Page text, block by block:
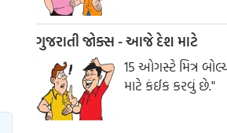
ગુજરાતી જોક્સ - આજે દેશ માટે
15 ઓગસ્ટે મિત્ર
માટે કંઈક કરવું છે."